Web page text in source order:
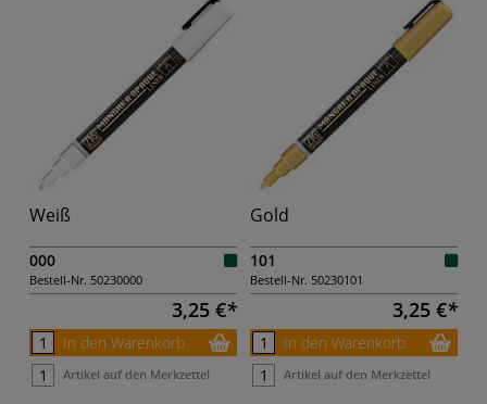
Weiß
000
Bestell-Nr. 50230000
3,25 €
In den Warenkorb
Artikel auf den Merkzettel
Gold
101
Bestell-Nr. 50230101
3,25 €
In den Warenkorb
Artikel auf den Merkzettel